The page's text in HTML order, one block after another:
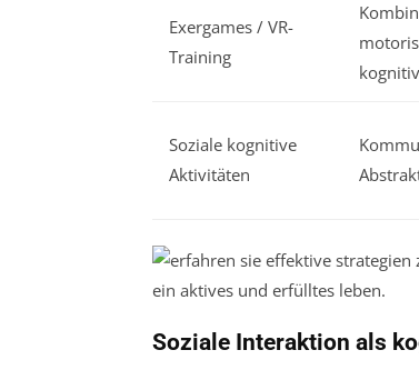
Exergames / VR-
Training
Soziale kognitive
Aktivitäten
Soziale Interaktion als